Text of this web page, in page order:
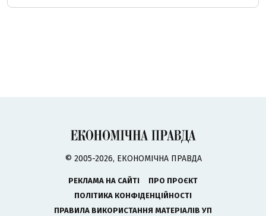
© 2005-2026, ЕКОНОМІЧНА ПРАВДА
РЕКЛАМА НА САЙТІ
ПРО ПРОЄКТ
ПОЛІТИКА КОНФІДЕНЦІЙНОСТІ
ПРАВИЛА ВИКОРИСТАННЯ МАТЕРІАЛІВ УП